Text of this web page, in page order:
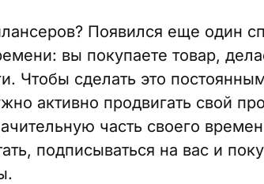
Появился еще один
вы покупаете товар,
Чтобы сделать это
активно продвигать свой
часть своего
подписываться на вас и